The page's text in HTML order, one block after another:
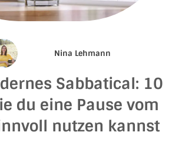
Nina Lehmann
Sabbatical: 10
du eine Pause vom
nutzen kannst